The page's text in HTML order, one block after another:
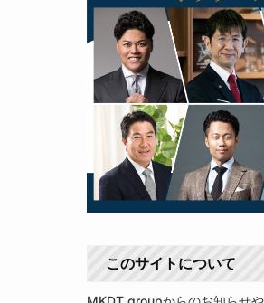
このサイトについて